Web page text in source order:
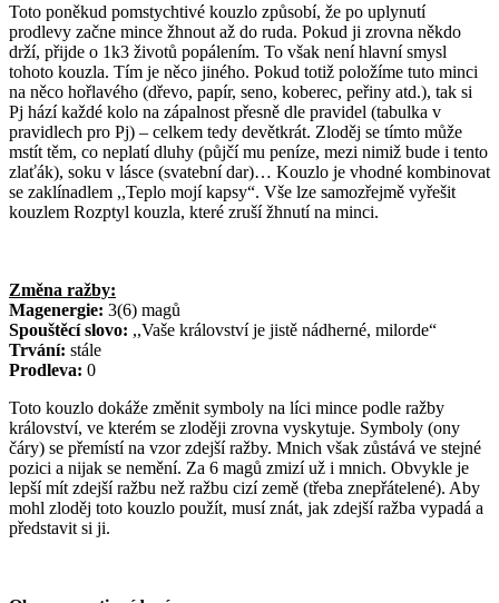
Toto poněkud pomstychtivé kouzlo způsobí, že po uplynutí
prodlevy začne mince žhnout až do ruda. Pokud ji zrovna někdo
drží, přijde o 1k3 životů popálením. To však není hlavní smysl
tohoto kouzla. Tím je něco jiného. Pokud totiž položíme tuto minci
na něco hořlavého (dřevo, papír, seno, koberec, peřiny atd.), tak si
Pj hází každé kolo na zápalnost přesně dle pravidel (tabulka v
pravidlech pro Pj) – celkem tedy devětkrát. Zloděj se tímto může
mstít těm, co neplatí dluhy (půjčí mu peníze, mezi nimiž bude i tento
zlaťák), soku v lásce (svatební dar)… Kouzlo je vhodné kombinovat
se zaklínadlem ,,Teplo mojí kapsy“. Vše lze samozřejmě vyřešit
kouzlem Rozptyl kouzla, které zruší žhnutí na minci.
Změna ražby:
Magenergie: 3(6) magů
Spouštěcí slovo: ,,Vaše království je jistě nádherné, milorde“
Trvání: stále
Prodleva: 0
Toto kouzlo dokáže změnit symboly na líci mince podle ražby
království, ve kterém se zloději zrovna vyskytuje. Symboly (ony
čáry) se přemístí na vzor zdejší ražby. Mnich však zůstává ve stejné
pozici a nijak se nemění. Za 6 magů zmizí už i mnich. Obvykle je
lepší mít zdejší ražbu než ražbu cizí země (třeba znepřátelené). Aby
mohl zloděj toto kouzlo použít, musí znát, jak zdejší ražba vypadá a
představit si ji.